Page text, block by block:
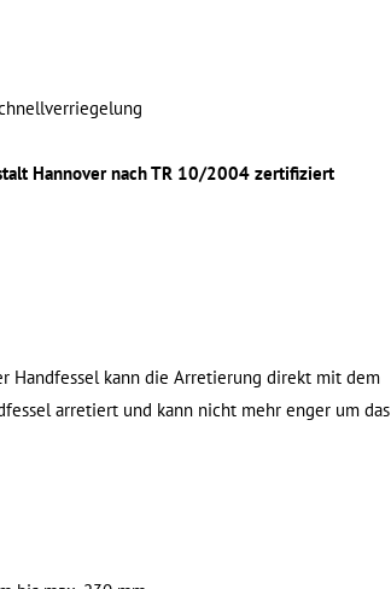
Hannover nach TR 10/2004 zertifiziert
Handfessel kann die Arretierung direkt mit dem
arretiert und kann nicht mehr enger um das